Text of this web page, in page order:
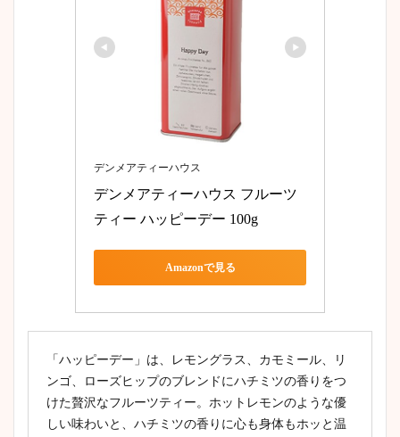
デンメアティーハウス
デンメアティーハウス フルーツ
ティー ハッピーデー 100g
Amazonで見る
「ハッピーデー」は、レモングラス、カモミール、リ
ンゴ、ローズヒップのブレンドにハチミツの香りをつ
けた贅沢なフルーツティー。ホットレモンのような優
しい味わいと、ハチミツの香りに心も身体もホッと温